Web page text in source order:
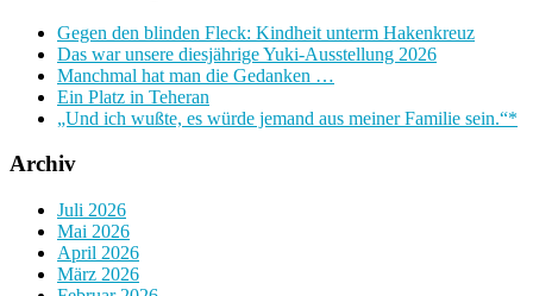
Gegen den blinden Fleck: Kindheit unterm Hakenkreuz
Das war unsere diesjährige Yuki-Ausstellung 2026
Manchmal hat man die Gedanken …
Ein Platz in Teheran
„Und ich wußte, es würde jemand aus meiner Familie sein.“*
Archiv
Juli 2026
Mai 2026
April 2026
März 2026